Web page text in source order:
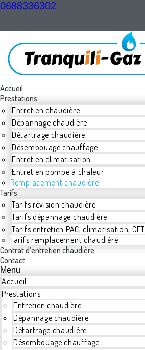
0688336302
Accueil
Prestations
Entretien chaudière
Dépannage chaudière
Détartrage chaudière
Désembouage chauffage
Entretien climatisation
Entretien pompe à chaleur
Remplacement chaudière
Tarifs
Tarifs révision chaudière
Tarifs dépannage chaudière
Tarifs entretien PAC, climatisation, CET
Tarifs remplacement chaudière
Contrat d’entretien chaudière
Contact
Menu
Accueil
Prestations
Entretien chaudière
Dépannage chaudière
Détartrage chaudière
Désembouage chauffage